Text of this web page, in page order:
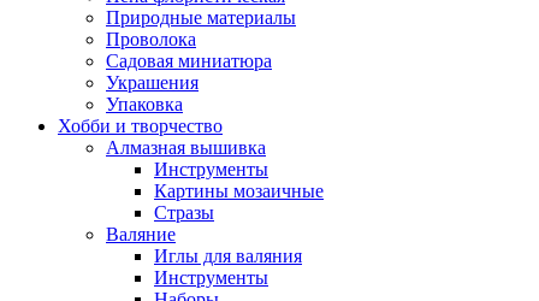
Природные материалы
Проволока
Садовая миниатюра
Украшения
Упаковка
Хобби и творчество
Алмазная вышивка
Инструменты
Картины мозаичные
Стразы
Валяние
Иглы для валяния
Инструменты